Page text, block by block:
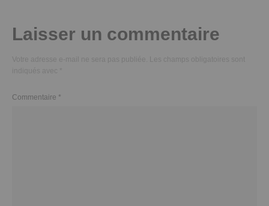
Laisser un commentaire
Votre adresse e-mail ne sera pas publiée.
Les champs obligatoires sont
Commentaire *